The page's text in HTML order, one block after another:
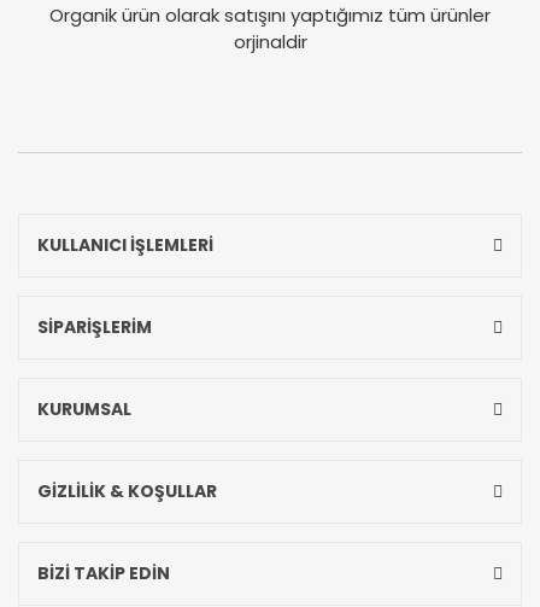
Organik ürün olarak satışını yaptığımız tüm ürünler
orjinaldir
KULLANICI İŞLEMLERİ
SİPARİŞLERİM
KURUMSAL
GİZLİLİK & KOŞULLAR
BİZİ TAKİP EDİN